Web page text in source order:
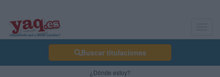
Buscar titulaciones
¿Dónde estoy?